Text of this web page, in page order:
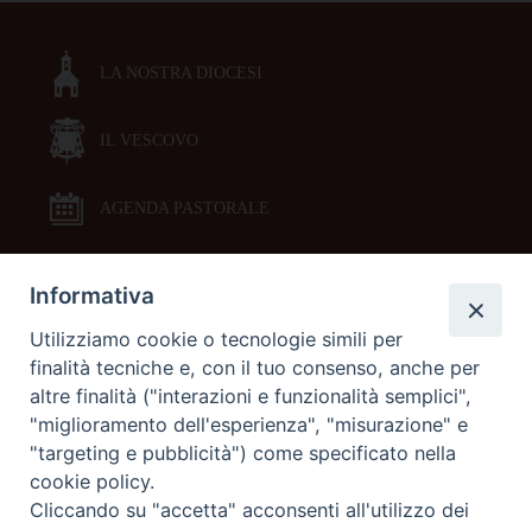
LA NOSTRA DIOCESI
IL VESCOVO
AGENDA PASTORALE
DOCUMENTI PASTORALI
ORARI MESSE
LITURGIA DELLE ORE
Informativa
Utilizziamo cookie o tecnologie simili per
finalità tecniche e, con il tuo consenso, anche per
altre finalità ("interazioni e funzionalità semplici",
"miglioramento dell'esperienza", "misurazione" e
"targeting e pubblicità") come specificato nella
cookie policy.
Cliccando su "accetta" acconsenti all'utilizzo dei